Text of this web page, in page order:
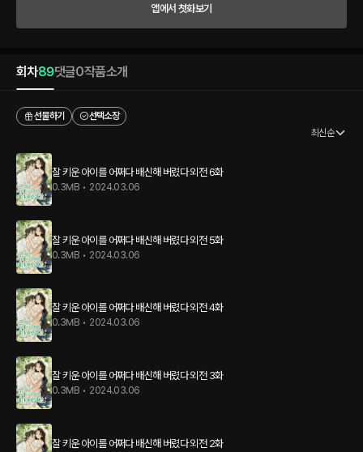
않았다. 귀찮음이 만연한 미소, 불청객을 내쫓듯 성가신 축객령. 8년 후의 만남, 저를 볼
때마다 환하게 미소 짓던 아이는 이제 없었다.
앱에서 첫화보기
회차89댓글0작품소개
선물하기
선택소장
최신순
잘 키운 아이를 어쩌다 배신해 버렸다 외전 6화
0.3MB • 2024.03.06
잘 키운 아이를 어쩌다 배신해 버렸다 외전 5화
0.3MB • 2024.03.06
잘 키운 아이를 어쩌다 배신해 버렸다 외전 4화
0.3MB • 2024.03.06
잘 키운 아이를 어쩌다 배신해 버렸다 외전 3화
0.3MB • 2024.03.06
잘 키운 아이를 어쩌다 배신해 버렸다 외전 2화